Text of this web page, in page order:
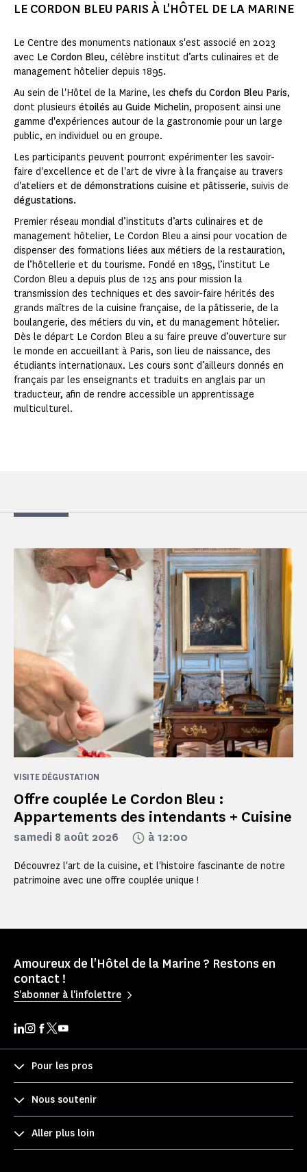
LE CORDON BLEU PARIS À L'HÔTEL DE LA MARINE
Le Centre des monuments nationaux s'est associé en 2023
avec Le Cordon Bleu, célèbre institut d’arts culinaires et de
management hôtelier depuis 1895.
Au sein de l'Hôtel de la Marine, les chefs du Cordon Bleu Paris,
dont plusieurs étoilés au Guide Michelin, proposent ainsi une
gamme d'expériences autour de la gastronomie pour un large
public, en individuel ou en groupe.
Les participants peuvent pourront expérimenter les savoir-
faire d'excellence et de l'art de vivre à la française au travers
d'ateliers et de démonstrations cuisine et pâtisserie, suivis de
dégustations.
Premier réseau mondial d’instituts d’arts culinaires et de
management hôtelier, Le Cordon Bleu a ainsi pour vocation de
dispenser des formations liées aux métiers de la restauration,
de l’hôtellerie et du tourisme. Fondé en 1895, l’institut Le
Cordon Bleu a depuis plus de 125 ans pour mission la
transmission des techniques et des savoir-faire hérités des
grands maîtres de la cuisine française, de la pâtisserie, de la
boulangerie, des métiers du vin, et du management hôtelier.
Dès le départ Le Cordon Bleu a su faire preuve d’ouverture sur
le monde en accueillant à Paris, son lieu de naissance, des
étudiants internationaux. Les cours sont d’ailleurs donnés en
français par les enseignants et traduits en anglais par un
traducteur, afin de rendre accessible un apprentissage
multiculturel.
Offre couplée Le Cordon Bleu :
Appartements des intendants + Cuisine
VISITE DÉGUSTATION
samedi 8 août 2026 à 12:00
Découvrez l'art de la cuisine, et l'histoire fascinante de notre
patrimoine avec une offre couplée unique !
Amoureux de l'Hôtel de la Marine ? Restons en
contact !
S'abonner à l'infolettre
Pour les pros
Nous soutenir
Aller plus loin